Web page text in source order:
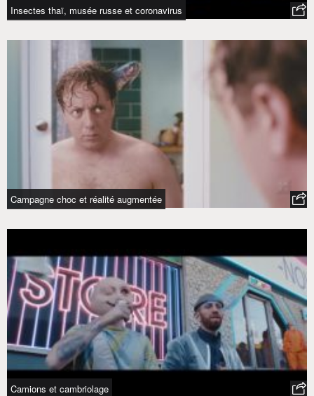
Insectes thaï, musée russe et coronavirus
Campagne choc et réalité augmentée
Camions et cambriolage